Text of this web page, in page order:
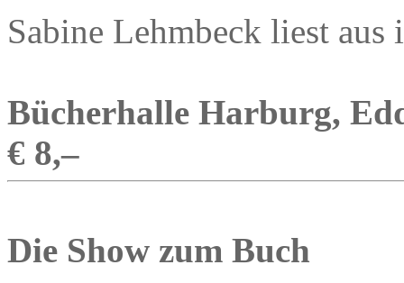
Sabine Lehmbeck liest aus
Bücherhalle Harburg,
€ 8,–
Die Show zum Buch